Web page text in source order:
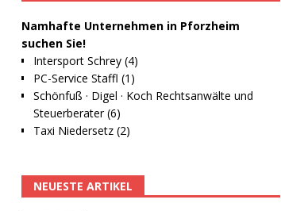
Namhafte Unternehmen in Pforzheim
suchen Sie!
Intersport Schrey (4)
PC-Service Staffl (1)
Schönfuß · Digel · Koch Rechtsanwälte und
Steuerberater (6)
Taxi Niedersetz (2)
NEUESTE ARTIKEL